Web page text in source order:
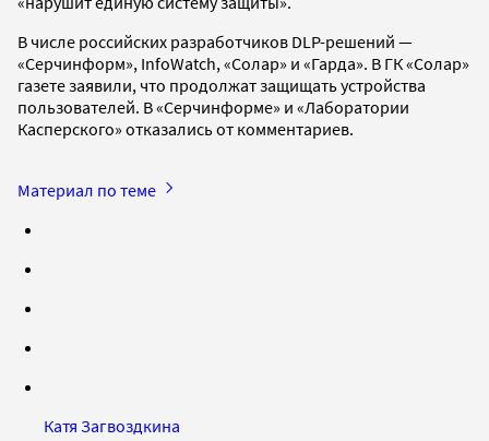
В числе российских разработчиков DLP-решений —
«Серчинформ», InfoWatch, «Солар» и «Гарда». В ГК «Солар»
газете заявили, что продолжат защищать устройства
пользователей. В «Серчинформе» и «Лаборатории
Касперского» отказались от комментариев.
Материал по теме
Катя Загвоздкина